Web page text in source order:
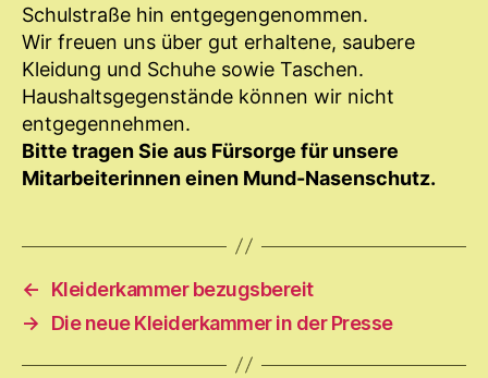
Schulstraße hin entgegengenommen.
Wir freuen uns über gut erhaltene, saubere
Kleidung und Schuhe sowie Taschen.
Haushaltsgegenstände können wir nicht
entgegennehmen.
Bitte tragen Sie aus Fürsorge für unsere
Mitarbeiterinnen einen Mund-Nasenschutz.
←
Kleiderkammer bezugsbereit
→
Die neue Kleiderkammer in der Presse